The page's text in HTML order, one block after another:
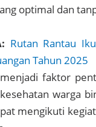
optimal dan
Rutan Rantau
Tahun 2025
faktor
warga
mengikuti